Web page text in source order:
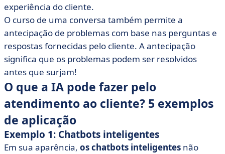
experiência do cliente.
O curso de uma conversa também permite a
antecipação de problemas com base nas perguntas e
respostas fornecidas pelo cliente. A antecipação
significa que os problemas podem ser resolvidos
antes que surjam!
O que a IA pode fazer pelo
atendimento ao cliente? 5 exemplos
de aplicação
Exemplo 1: Chatbots inteligentes
Em sua aparência, os chatbots inteligentes não